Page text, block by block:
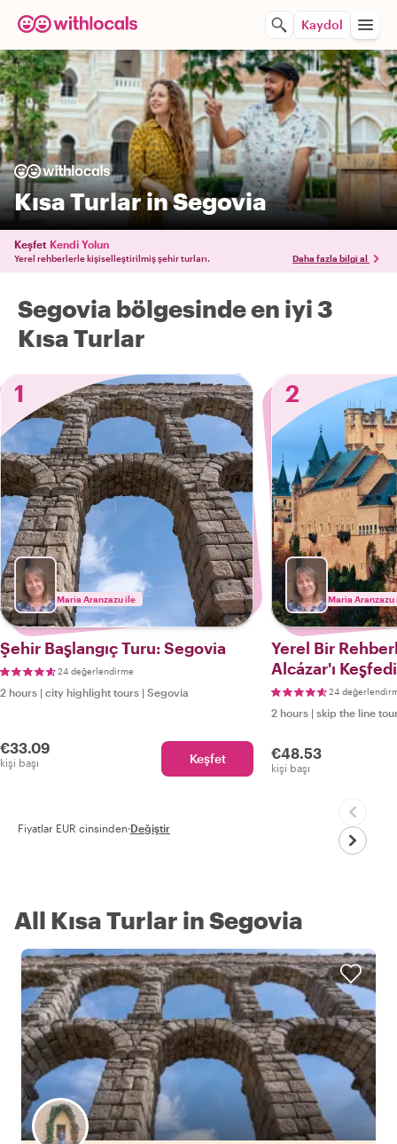
Kaydol
Kısa Turlar in Segovia
Keşfet Kendi Yolun
Yerel rehberlerle kişiselleştirilmiş şehir turları. Daha fazla bilgi al
Segovia bölgesinde en iyi 3
Kısa Turlar
1
Maria Aranzazu ile
Şehir Başlangıç Turu: Segovia
24 değerlendirme
2 hours | city highlight tours | Segovia
€33.09
kişi başı Keşfet
2
Maria Aranzazu
Yerel Bir
Alcázar'ı
24
2 hours | skip the line
€48.53
kişi başı
Fiyatlar EUR cinsinden·Değiştir
All Kısa Turlar in Segovia